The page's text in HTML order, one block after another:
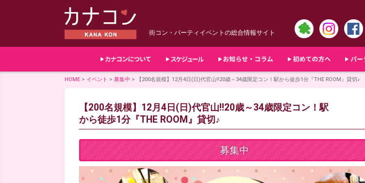
街コン・パーティイベントの総合情報サイト
HOME > イベント > 募集中 > 【200名規模】12月4日(日)代官山!!20歳～34歳限定コン！駅から徒歩1分『THE ROOM』貸切♪
【200名規模】12月4日(日)代官山!!20歳～34歳限定コン！駅
から徒歩1分『THE ROOM』貸切♪
募集中